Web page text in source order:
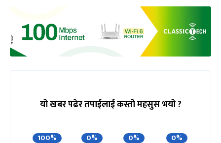
यो खबर पढेर तपाईलाई कस्तो महसुस भयो ?
100% 0% 0% 0%